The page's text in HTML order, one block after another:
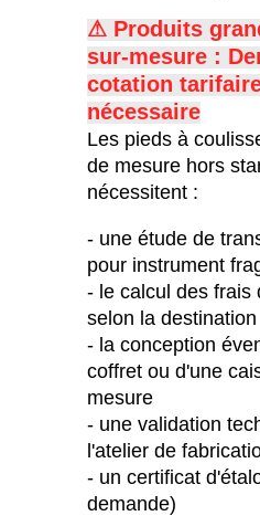
⚠ Produits
sur-mesure :
cotation
nécessaire
Les pieds à
de mesure hors
nécessitent :
- une étude de
pour instrument
- le calcul des frais
selon la destination
- la conception
coffret ou d'une
mesure
- une validation
l'atelier de
- un certificat
demande)